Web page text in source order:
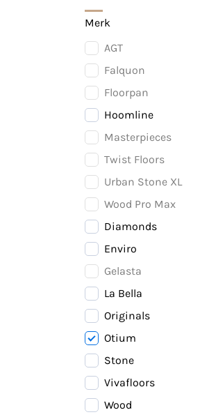
Merk
AGT
Falquon
Floorpan
Hoomline
Masterpieces
Twist Floors
Urban Stone XL
Wood Pro Max
Diamonds
Enviro
Gelasta
La Bella
Originals
Otium
Stone
Vivafloors
Wood